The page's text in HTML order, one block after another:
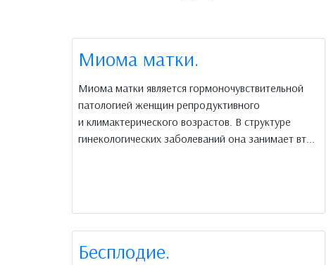
Миома матки.
Миома матки является гормоночувствительной
патологией женщин репродуктивного
и климактерического возрастов. В структуре
гинекологических заболеваний она занимает вт...
Бесплодие.